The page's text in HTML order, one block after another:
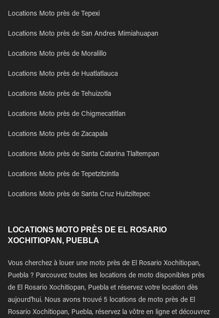
Locations Moto près de Tepexi
Locations Moto près de San Andres Mimiahuapan
Locations Moto près de Moralillo
Locations Moto près de Huatlatlauca
Locations Moto près de Tehuizotla
Locations Moto près de Chigmecatitlan
Locations Moto près de Zacapala
Locations Moto près de Santa Catarina Tlaltempan
Locations Moto près de Tepetzitzintla
Locations Moto près de Santa Cruz Huitziltepec
LOCATIONS MOTO PRÈS DE EL ROSARIO
XOCHITIOPAN, PUEBLA
Vous cherchez à louer une moto près de El Rosario Xochitiopan,
Puebla ? Parcouvez toutes les locations de moto disponibles près
de El Rosario Xochitiopan, Puebla et réservez votre location dès
aujourd'hui. Nous avons trouvé 5 locations de moto près de El
Rosario Xochitiopan, Puebla, réservez la vôtre en ligne et découvrez